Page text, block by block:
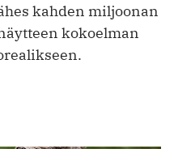
kahden miljoonan
kokoelman